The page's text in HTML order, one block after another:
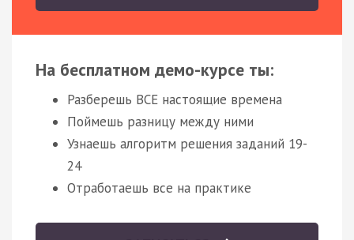
На бесплатном демо-курсе ты:
Разберешь ВСЕ настоящие времена
Поймешь разницу между ними
Узнаешь алгоритм решения заданий 19-
24
Отработаешь все на практике